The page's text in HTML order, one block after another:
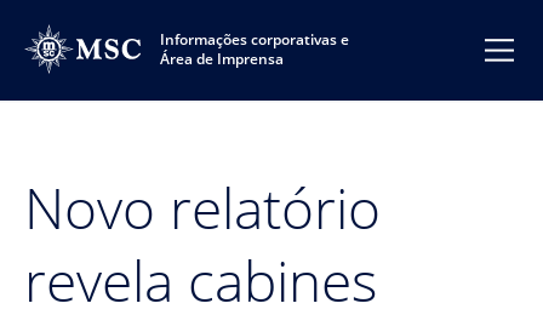
Informações corporativas e
Área de Imprensa
Novo relatório
revela cabines